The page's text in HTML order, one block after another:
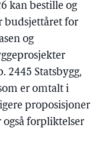
kan bestille og
budsjettåret for
og
2445 Statsbygg,
er omtalt i
proposisjoner
forpliktelser